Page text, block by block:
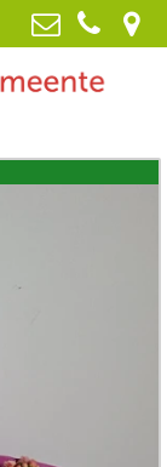
Leiderdorp
2, 2352 TD